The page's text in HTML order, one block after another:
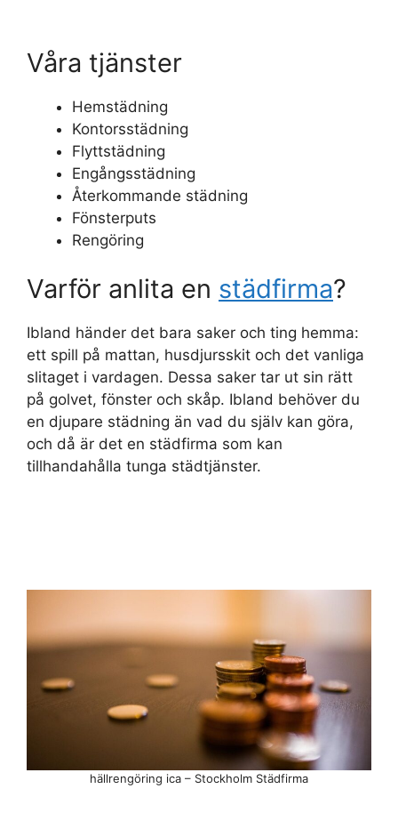
Våra tjänster
Hemstädning
Kontorsstädning
Flyttstädning
Engångsstädning
Återkommande städning
Fönsterputs
Rengöring
Varför anlita en städfirma?
Ibland händer det bara saker och ting hemma:
ett spill på mattan, husdjursskit och det vanliga
slitaget i vardagen. Dessa saker tar ut sin rätt
på golvet, fönster och skåp. Ibland behöver du
en djupare städning än vad du själv kan göra,
och då är det en städfirma som kan
tillhandahålla tunga städtjänster.
hällrengöring ica – Stockholm Städfirma